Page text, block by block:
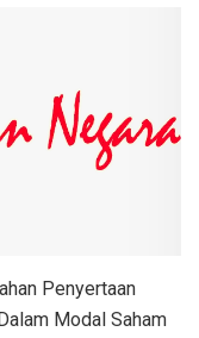
Penyertaan
Modal Saham